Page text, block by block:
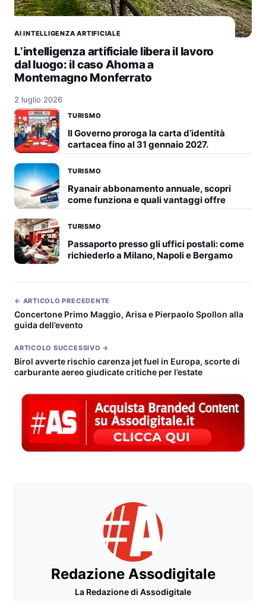
AI INTELLIGENZA ARTIFICIALE
L’intelligenza artificiale libera il lavoro
dal luogo: il caso Ahoma a
Montemagno Monferrato
2 luglio 2026
TURISMO
Il Governo proroga la carta d’identità
cartacea fino al 31 gennaio 2027.
TURISMO
Ryanair abbonamento annuale, scopri
come funziona e quali vantaggi offre
TURISMO
Passaporto presso gli uffici postali: come
richiederlo a Milano, Napoli e Bergamo
← ARTICOLO PRECEDENTE
Concertone Primo Maggio, Arisa e Pierpaolo Spollon alla
guida dell’evento
ARTICOLO SUCCESSIVO →
Birol avverte rischio carenza jet fuel in Europa, scorte di
carburante aereo giudicate critiche per l’estate
Redazione Assodigitale
La Redazione di Assodigitale